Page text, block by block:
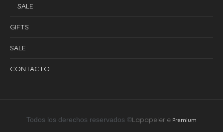
SALE
GIFTS
SALE
CONTACTO
Todos los derechos reservados ©Lapapelerie Premium